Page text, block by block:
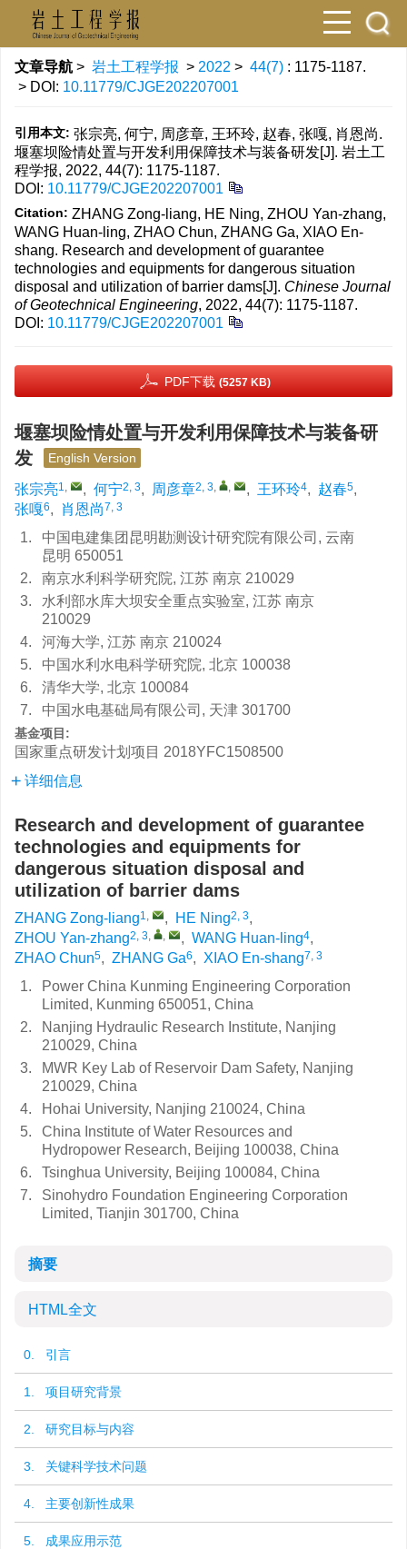
文章导航 > 岩土工程学报 > 2022 > 44(7) : 1175-1187.
> DOI: 10.11779/CJGE202207001
引用本文: 张宗亮, 何宁, 周彦章, 王环玲, 赵春, 张嘎, 肖恩尚.
堰塞坝险情处置与开发利用保障技术与装备研发[J]. 岩土工
程学报, 2022, 44(7): 1175-1187.
DOI: 10.11779/CJGE202207001
Citation: ZHANG Zong-liang, HE Ning, ZHOU Yan-zhang,
WANG Huan-ling, ZHAO Chun, ZHANG Ga, XIAO En-
shang. Research and development of guarantee
technologies and equipments for dangerous situation
disposal and utilization of barrier dams[J]. Chinese Journal
of Geotechnical Engineering, 2022, 44(7): 1175-1187.
DOI: 10.11779/CJGE202207001
PDF下载 (5257 KB)
堰塞坝险情处置与开发利用保障技术与装备研
发
English Version
张宗亮1, , 何宁2, 3, 周彦章2, 3, , , 王环玲4, 赵春5,
张嘎6, 肖恩尚7, 3
1.
中国电建集团昆明勘测设计研究院有限公司, 云南
昆明 650051
2.
南京水利科学研究院, 江苏 南京 210029
3.
水利部水库大坝安全重点实验室, 江苏 南京
210029
4.
河海大学, 江苏 南京 210024
5.
中国水利水电科学研究院, 北京 100038
6.
清华大学, 北京 100084
7.
中国水电基础局有限公司, 天津 301700
基金项目:
国家重点研发计划项目 2018YFC1508500
详细信息
Research and development of guarantee
technologies and equipments for
dangerous situation disposal and
utilization of barrier dams
ZHANG Zong-liang1, , HE Ning2, 3,
ZHOU Yan-zhang2, 3, , , WANG Huan-ling4,
ZHAO Chun5, ZHANG Ga6, XIAO En-shang7, 3
1.
Power China Kunming Engineering Corporation
Limited, Kunming 650051, China
2.
Nanjing Hydraulic Research Institute, Nanjing
210029, China
3.
MWR Key Lab of Reservoir Dam Safety, Nanjing
210029, China
4.
Hohai University, Nanjing 210024, China
5.
China Institute of Water Resources and
Hydropower Research, Beijing 100038, China
6.
Tsinghua University, Beijing 100084, China
7.
Sinohydro Foundation Engineering Corporation
Limited, Tianjin 301700, China
摘要
HTML全文
0. 引言
1. 项目研究背景
2. 研究目标与内容
3. 关键科学技术问题
4. 主要创新性成果
5. 成果应用示范